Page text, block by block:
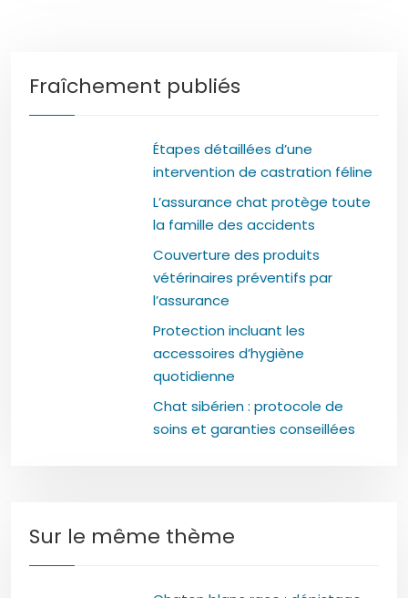
Fraîchement publiés
Étapes détaillées d’une
intervention de castration féline
L’assurance chat protège toute
la famille des accidents
Couverture des produits
vétérinaires préventifs par
l’assurance
Protection incluant les
accessoires d’hygiène
quotidienne
Chat sibérien : protocole de
soins et garanties conseillées
Sur le même thème